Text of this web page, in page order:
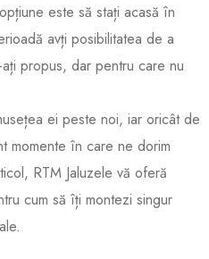
este să stați acasă în
avți posibilitatea de a
propus, dar pentru care nu
ei peste noi, iar oricât de
momente în care ne dorim
RTM Jaluzele vă oferă
cum să îți montezi singur